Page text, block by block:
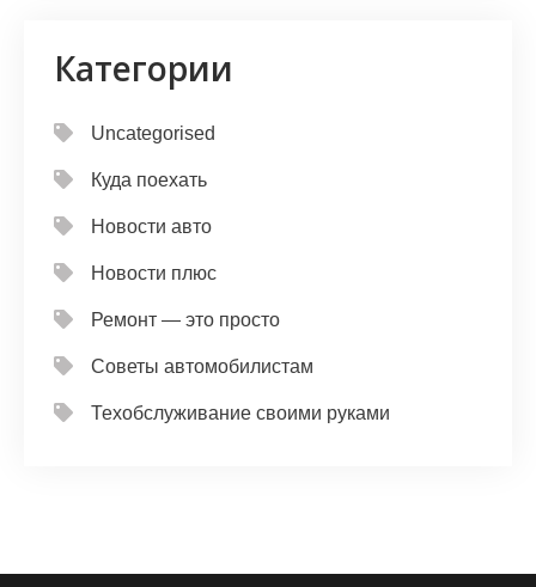
Категории
Uncategorised
Куда поехать
Новости авто
Новости плюс
Ремонт — это просто
Советы автомобилистам
Техобслуживание своими руками